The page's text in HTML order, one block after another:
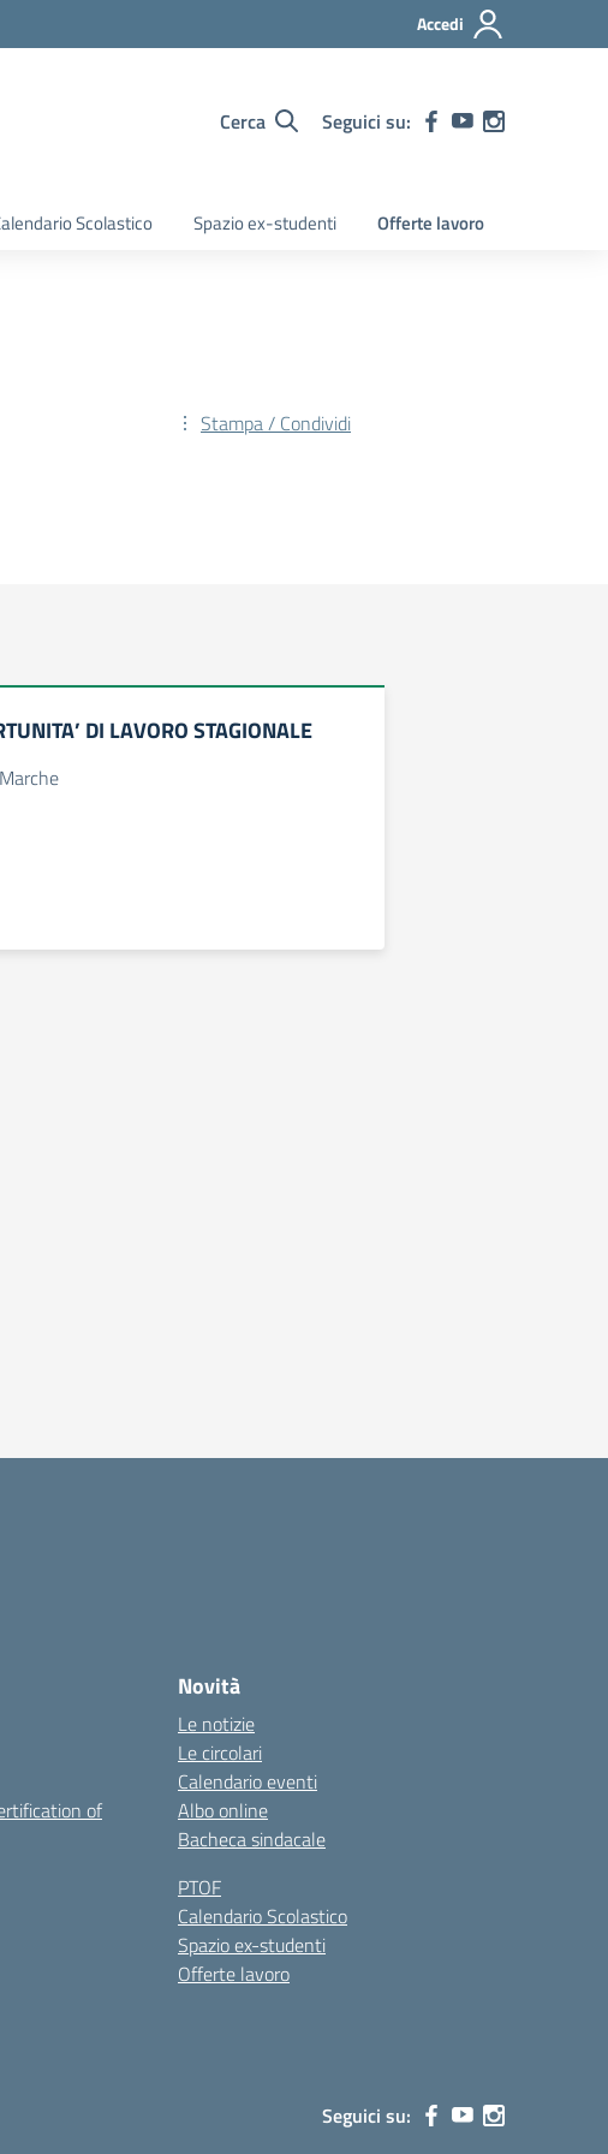
Accedi
Cerca Seguici su:
Scolastico Spazio ex-studenti Offerte lavoro
Stampa / Condividi
DI LAVORO STAGIONALE
of
Novità
Le notizie
Le circolari
Calendario eventi
Albo online
Bacheca sindacale
PTOF
Calendario Scolastico
Spazio ex-studenti
Offerte lavoro
Seguici su: